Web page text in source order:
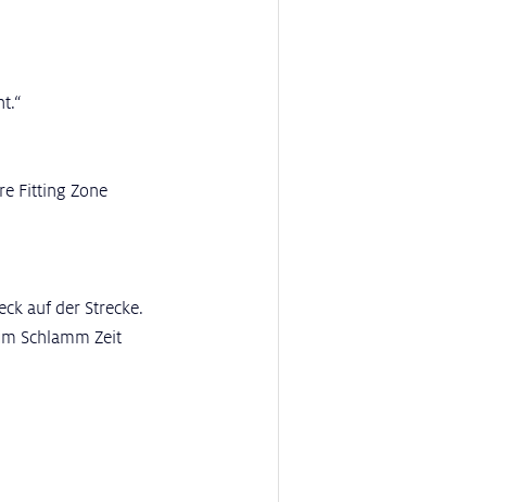
Fitting Zone
auf der Strecke.
Schlamm Zeit